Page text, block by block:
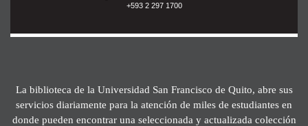
+593 2 297 1700
La biblioteca de la Universidad San Francisco de Quito, abre sus
servicios diariamente para la atención de miles de estudiantes en
donde pueden encontrar una seleccionada y actualizada colección